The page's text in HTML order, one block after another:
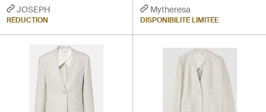
JOSEPH
RÉDUCTION
Mytheresa
DISPONIBILITÉ LIMITÉE